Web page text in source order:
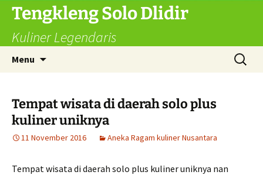
Langsung
Tengkleng Solo Dlidir
Kuliner Legendaris
Menu
Cari
untuk:
Tempat wisata di daerah solo plus
kuliner uniknya
11 November 2016 Aneka Ragam kuliner Nusantara
Tempat wisata di daerah solo plus kuliner uniknya nan